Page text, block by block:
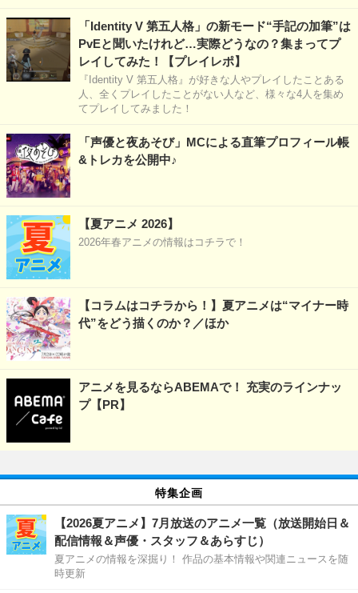
「Identity V 第五人格」の新モード“手記の加筆”は
PvEと聞いたけれど…実際どうなの？集まってプ
レイしてみた！【プレイレポ】
『Identity V 第五人格』が好きな人やプレイしたことある
人、全くプレイしたことがない人など、様々な4人を集め
てプレイしてみました！
「声優と夜あそび」MCによる直筆プロフィール帳
&トレカを公開中♪
【夏アニメ 2026】
2026年春アニメの情報はコチラで！
【コラムはコチラから！】夏アニメは“マイナー時
代”をどう描くのか？／ほか
アニメを見るならABEMAで！ 充実のラインナッ
プ【PR】
特集企画
【2026夏アニメ】7月放送のアニメ一覧（放送開始日＆
配信情報＆声優・スタッフ＆あらすじ）
夏アニメの情報を深掘り！ 作品の基本情報や関連ニュースを随
時更新